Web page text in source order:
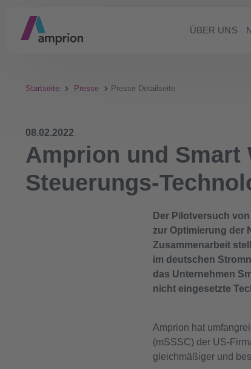
ÜBER UNS
Startseite Presse Presse Detailseite
08.02.2022
Amprion und Smart
Steuerungs-
Der Pilotversuch
zur Optimierung der
Zusammenarbeit
im deutschen
das Unternehmen
nicht eingesetzte
Amprion hat
(mSSSC) der US-
gleichmäßiger und